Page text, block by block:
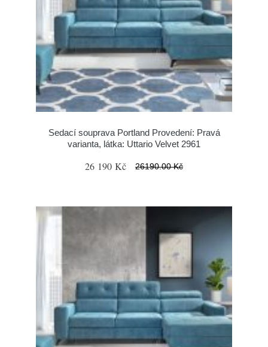
Sedací souprava Portland Provedení: Pravá
varianta, látka: Uttario Velvet 2961
26 190 Kč 26190.00 Kč